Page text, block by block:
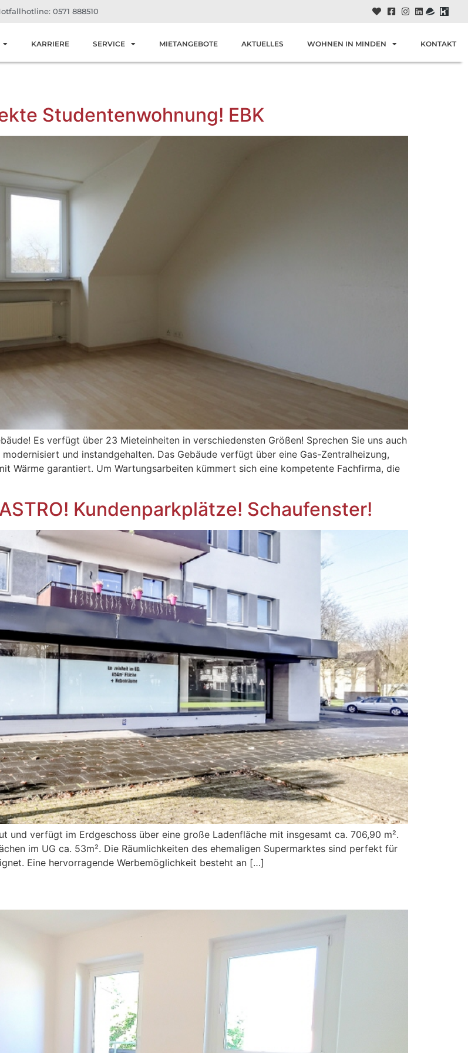
0571 888510
KARRIERE SERVICE MIETANGEBOTE AKTUELLES WOHNEN IN MINDEN KONTAKT
Studentenwohnung! EBK
Es verfügt über 23 Mieteinheiten in verschiedensten Größen! Sprechen Sie uns auch
und instandgehalten. Das Gebäude verfügt über eine Gas-Zentralheizung,
Wärme garantiert. Um Wartungsarbeiten kümmert sich eine kompetente Fachfirma, die
Kundenparkplätze! Schaufenster!
und verfügt im Erdgeschoss über eine große Ladenfläche mit insgesamt ca. 706,90 m².
im UG ca. 53m². Die Räumlichkeiten des ehemaligen Supermarktes sind perfekt für
Eine hervorragende Werbemöglichkeit besteht an […]